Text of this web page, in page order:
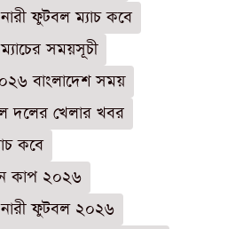
ফুটবল ম্যাচ কবে
সময়সূচী
বাংলাদেশ সময়
দলের খেলার খবর
কবে
কাপ ২০২৬
নারী ফুটবল ২০২৬